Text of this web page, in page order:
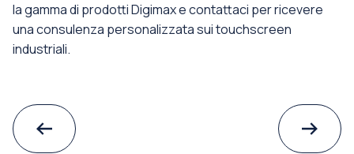
la gamma di prodotti Digimax e contattaci per ricevere
una consulenza personalizzata sui touchscreen
industriali.